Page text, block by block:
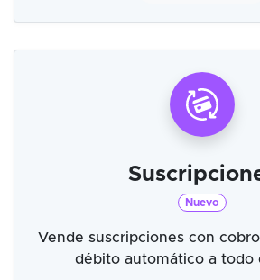
Nuevo
Vende suscripciones con
débito automático a todo